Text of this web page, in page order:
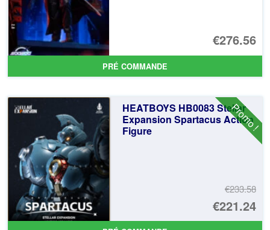
€276.56
PRÉ COMMANDE
Promo !
HEATBOYS HB0083 Stellar
Expansion Spartacus Action
Figure
€233.58
Le
€221.24
Le